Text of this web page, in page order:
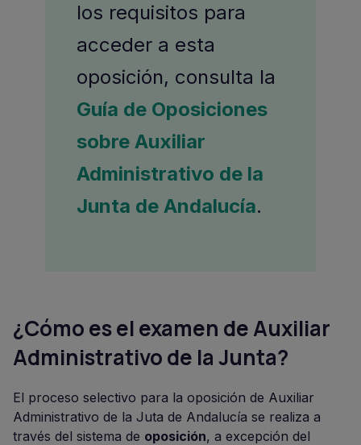
los requisitos para
acceder a esta
oposición, consulta la
Guía de Oposiciones
sobre Auxiliar
Administrativo de la
Junta de Andalucía.
¿Cómo es el examen de Auxiliar
Administrativo de la Junta?
El proceso selectivo para la oposición de Auxiliar
Administrativo de la Juta de Andalucía se realiza a
través del sistema de oposición, a excepción del